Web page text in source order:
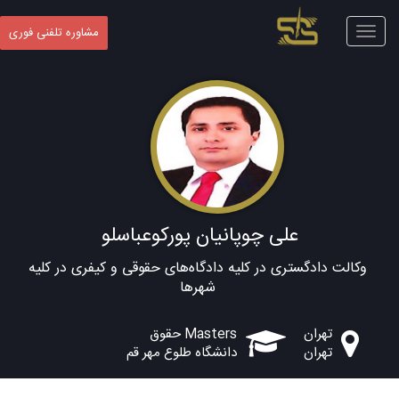
Toggle
navigation
مشاوره تلفنی فوری
علی چوپانیان پورکوعباسلو
وکالت دادگستری در کلیه دادگاه‌های حقوقی و کیفری در کلیه
شهرها
تهران
تهران
Masters حقوق
دانشگاه طلوع مهر قم